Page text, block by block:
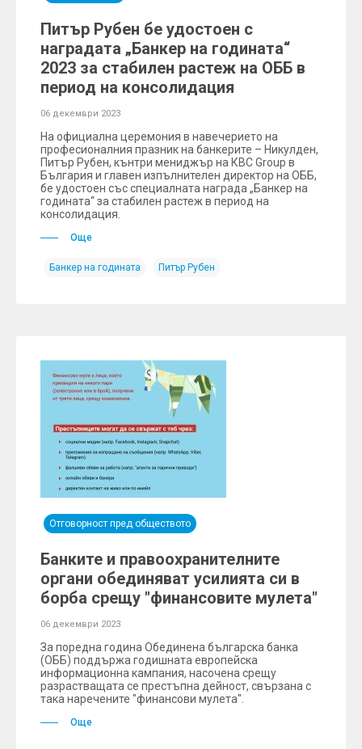
Питър Рубен бе удостоен с
наградата „Банкер на годината“
2023 за стабилен растеж на ОББ в
период на консолидация
06 декември 2023
На официална церемония в навечерието на
професионалния празник на банкерите – Никулден,
Питър Рубен, кънтри мениджър на КВС Group в
България и главен изпълнителен директор на ОББ,
бе удостоен със специалната награда „Банкер на
годината“ за стабилен растеж в период на
консолидация.
Още
Банкер на годината Питър Рубен
Отговорност пред обществото
Банките и правоохранителните
органи обединяват усилията си в
борба срещу "финансовите мулета"
06 декември 2023
За поредна година Обединена българска банка
(ОББ) поддържа годишната европейска
информационна кампания, насочена срещу
разрастващата се престъпна дейност, свързана с
така наречените "финансови мулета".
Още